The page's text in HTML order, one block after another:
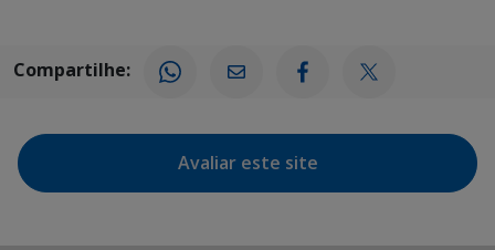
Compartilhe:
Avaliar este site